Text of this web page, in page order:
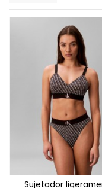
sujetador ligeramente